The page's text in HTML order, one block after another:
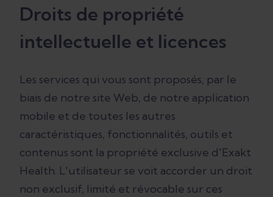
Droits de propriété
intellectuelle et licences
Les services qui vous sont proposés, par le
biais de notre site Web, de notre application
mobile et de toutes les autres
caractéristiques, fonctionnalités, outils et
contenus sont la propriété exclusive d'Exakt
Health. L'utilisateur se voit accorder un droit
non exclusif, limité et révocable sur ces